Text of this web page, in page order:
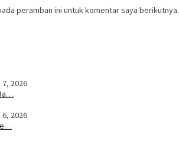
peramban ini untuk komentar saya berikutnya.
2026
2026